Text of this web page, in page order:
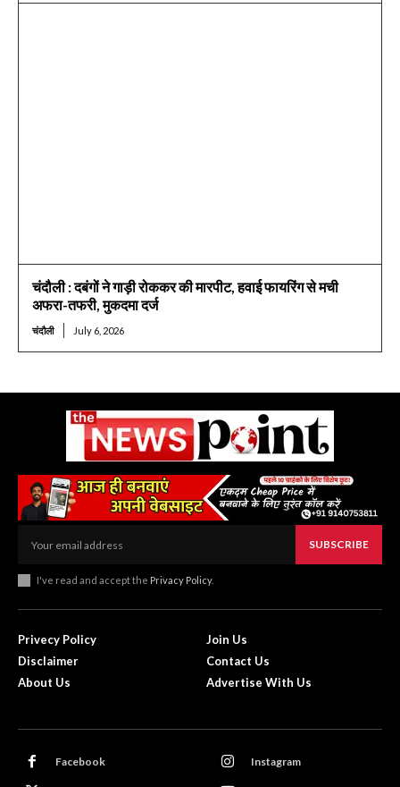
चंदौली : दबंगों ने गाड़ी रोककर की मारपीट, हवाई फायरिंग से मची
अफरा-तफरी, मुकदमा दर्ज
चंदौली July 6, 2026
SUBSCRIBE
I've read and accept the Privacy Policy.
Privecy Policy
Disclaimer
About Us
Join Us
Contact Us
Advertise With Us
Facebook Instagram